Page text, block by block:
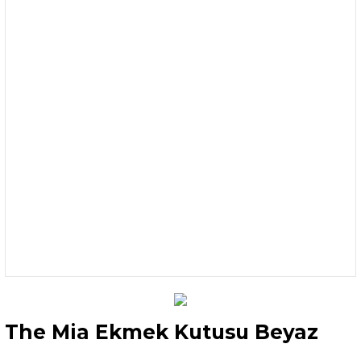
The Mia Ekmek Kutusu Beyaz